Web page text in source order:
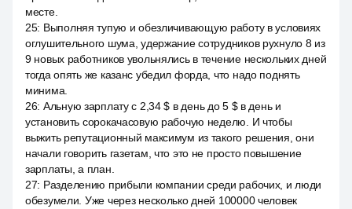
месте.
25: Выполняя тупую и обезличивающую работу в условиях
оглушительного шума, удержание сотрудников рухнуло 8 из
9 новых работников увольнялись в течение нескольких дней
тогда опять же казанс убедил форда, что надо поднять
минима.
26: Альную зарплату с 2,34 $ в день до 5 $ в день и
установить сорокачасовую рабочую неделю. И чтобы
выжить репутационный максимум из такого решения, они
начали говорить газетам, что это не просто повышение
зарплаты, а план.
27: Разделению прибыли компании среди рабочих, и люди
обезумели. Уже через несколько дней 100000 человек